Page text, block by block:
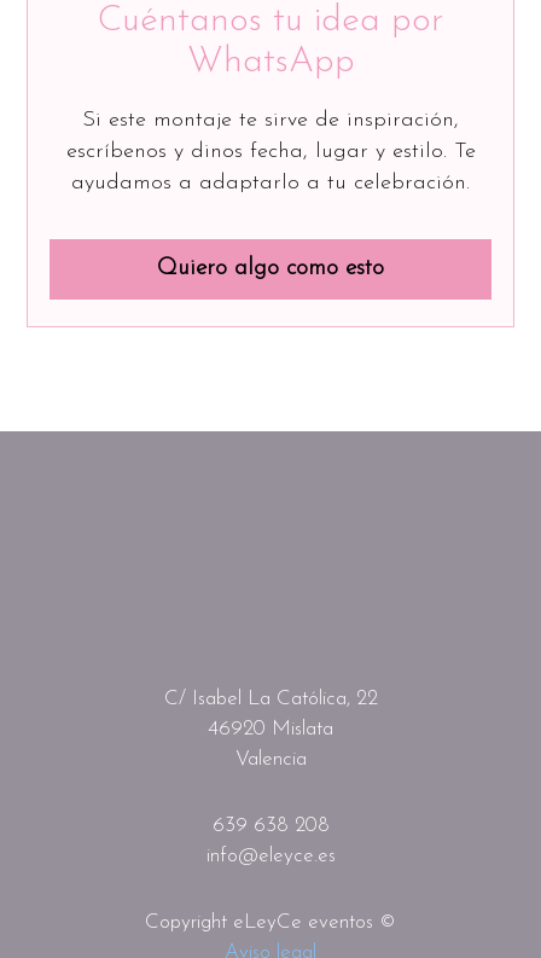
Cuéntanos tu idea por
WhatsApp
Si este montaje te sirve de inspiración,
escríbenos y dinos fecha, lugar y estilo. Te
ayudamos a adaptarlo a tu celebración.
Quiero algo como esto
C/ Isabel La Católica, 22
46920 Mislata
Valencia
639 638 208
info@eleyce.es
Copyright eLeyCe eventos ©
Aviso legal